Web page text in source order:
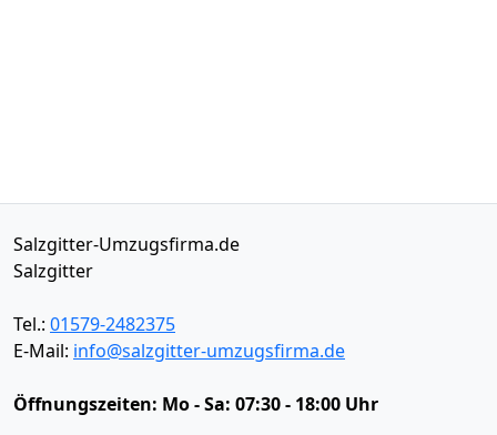
Salzgitter-Umzugsfirma.de
Salzgitter
Tel.: 01579-2482375
E-Mail: info@salzgitter-umzugsfirma.de
Öffnungszeiten: Mo - Sa: 07:30 - 18:00 Uhr